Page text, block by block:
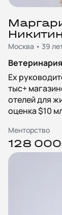
Москва • 39
Ex
тыс+
отелей для
оценка $10
Менторство
128